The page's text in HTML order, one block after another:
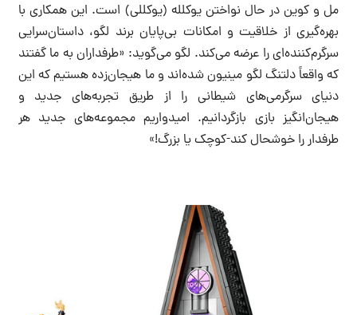
مل و کوین در حال نواختن یوکلله (یوکللی) است. این همکاری با
بهره‌گیری از خلاقیت و امکانات بی‌پایان برند لگو، داستان‌سرایی
سرگرم‌کننده‌ای را عرضه می‌کند. لگو می‌گوید: «طرفداران به ما گفتند
که واقعاً دلتنگ لگو مینیون شده‌اند و ما هیجان‌زده هستیم که این
دنیای سرگرمی‌های شیطانی را از طریق تجربه‌های جدید و
هیجان‌ا‌نگیز بازی بازگردانیم. امیدواریم مجموعه‌های جدید هر
طرفدار را خوشحال کند-کوچک یا بزرگ!»